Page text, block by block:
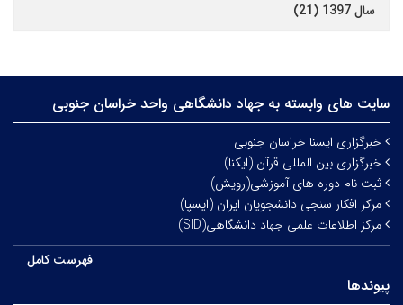
سال 1397 (21)
سایت های وابسته به جهاد دانشگاهی واحد خراسان جنوبی
خبرگزاری ایسنا خراسان جنوبی
خبرگزاری بین المللی قرآن (ایکنا)
ثبت نام دوره های آموزشی(رویش)
مرکز افکار سنجی دانشجویان ایران (ایسپا)
مرکز اطلاعات علمی جهاد دانشگاهی(SID)
فهرست کامل
پیوندها